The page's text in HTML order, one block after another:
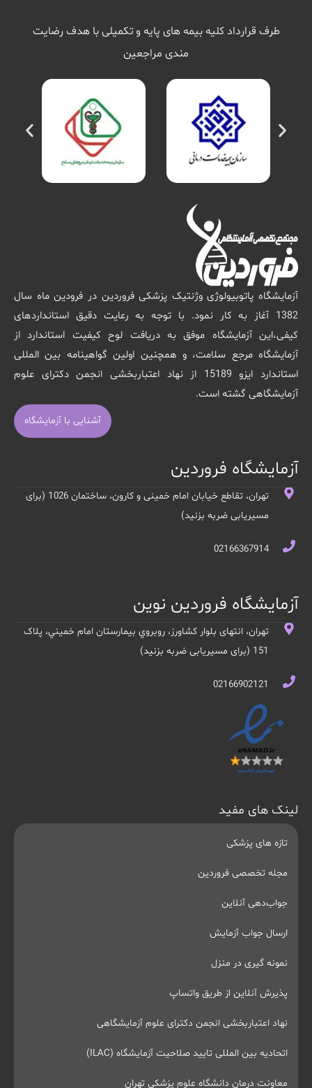
طرف قرارداد کلیه بیمه های پایه و تکمیلی با هدف رضایت
مندی مراجعین
آزمایشگاه پاتوبیولوژی وژنتیک پزشکی فروردین در فرودین ماه سال
1382 آغاز به کار نمود. با توجه به رعایت دقیق استانداردهای
کیفی،این آزمایشگاه موفق به دریافت لوح کیفیت استاندارد از
آزمایشگاه مرجع سلامت، و همچنین اولین گواهینامه بین المللی
استاندارد ایزو 15189 از نهاد اعتباربخشی انجمن دکترای علوم
آزمایشگاهی گشته است.
آشنایی با آزمایشگاه
آزمایشگاه فروردین
تهران، تقاطع خیابان امام خمینی و کارون، ساختمان 1026 (برای
مسیریابی ضربه بزنید)
02166367914
آزمایشگاه فروردین نوین
تهران، انتهای بلوار کشاورز، روبروي بيمارستان امام خميني، پلاک
151 (برای مسیریابی ضربه بزنید)
02166902121
لینک های مفید
تازه های پزشکی
مجله تخصصی فروردین
جواب‌دهی آنلاین
ارسال جواب آزمایش
نمونه گیری در منزل
پذیرش آنلاین از طریق واتساپ
نهاد اعتباربخشی انجمن دکترای علوم آزمایشگاهی
اتحادیه بین المللی تایید صلاحیت آزمایشگاه (ILAC)
معاونت درمان دانشگاه علوم پزشکی تهران